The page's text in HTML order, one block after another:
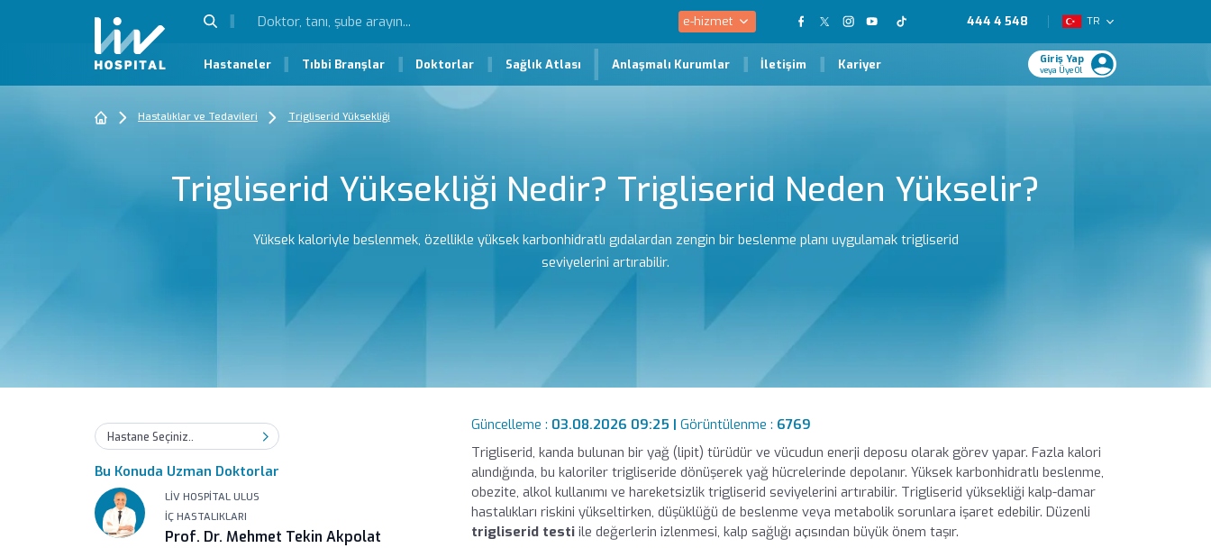
e-hizmet 444 4 548 TR
Hastaneler Tıbbi Branşlar Doktorlar Sağlık Atlası Anlaşmalı Kurumlar İletişim Kariyer Giriş Yap
veya Üye Ol
Hastalıklar ve Tedavileri Trigliserid Yüksekliği
Trigliserid Yüksekliği Nedir? Trigliserid Neden Yükselir?
Yüksek kaloriyle beslenmek, özellikle yüksek karbonhidratlı gıdalardan zengin bir beslenme planı uygulamak trigliserid
seviyelerini artırabilir.
Hastane Seçiniz..
Bu Konuda Uzman Doktorlar
LIV HOSPITAL ULUS
İÇ HASTALIKLARI
Prof. Dr. Mehmet Tekin Akpolat
Güncelleme : 03.08.2026 09:25 | Görüntülenme : 6769
Trigliserid, kanda bulunan bir yağ (lipit) türüdür ve vücudun enerji deposu olarak görev yapar. Fazla kalori
alındığında, bu kaloriler trigliseride dönüşerek yağ hücrelerinde depolanır. Yüksek karbonhidratlı beslenme,
obezite, alkol kullanımı ve hareketsizlik trigliserid seviyelerini artırabilir. Trigliserid yüksekliği kalp-damar
hastalıkları riskini yükseltirken, düşüklüğü de beslenme veya metabolik sorunlara işaret edebilir. Düzenli
trigliserid testiile değerlerin izlenmesi, kalp sağlığı açısından büyük önem taşır.